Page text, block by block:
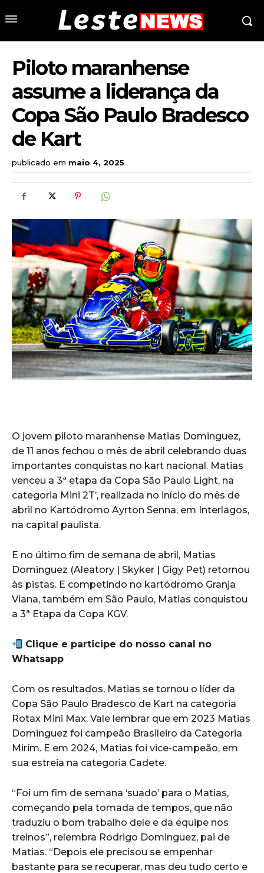
Piloto maranhense
assume a liderança da
Copa São Paulo Bradesco
de Kart
publicado em maio 4, 2025
O jovem piloto maranhense Matias Dominguez,
de 11 anos fechou o mês de abril celebrando duas
importantes conquistas no kart nacional. Matias
venceu a 3ª etapa da Copa São Paulo Light, na
categoria Mini 2T’, realizada no início do mês de
abril no Kartódromo Ayrton Senna, em Interlagos,
na capital paulista.
E no último fim de semana de abril, Matias
Dominguez (Aleatory | Skyker | Gigy Pet) retornou
às pistas. E competindo no kartódromo Granja
Viana, também em São Paulo, Matias conquistou
a 3ª Etapa da Copa KGV.
Clique e participe do nosso canal no
Whatsapp
Com os resultados, Matias se tornou o líder da
Copa São Paulo Bradesco de Kart na categoria
Rotax Mini Max. Vale lembrar que em 2023 Matias
Dominguez foi campeão Brasileiro da Categoria
Mirim. E em 2024, Matias foi vice-campeão, em
sua estreia na categoria Cadete.
“Foi um fim de semana ‘suado’ para o Matias,
começando pela tomada de tempos, que não
traduziu o bom trabalho dele e da equipe nos
treinos”, relembra Rodrigo Dominguez, pai de
Matias. “Depois ele precisou se empenhar
bastante para se recuperar, mas deu tudo certo e